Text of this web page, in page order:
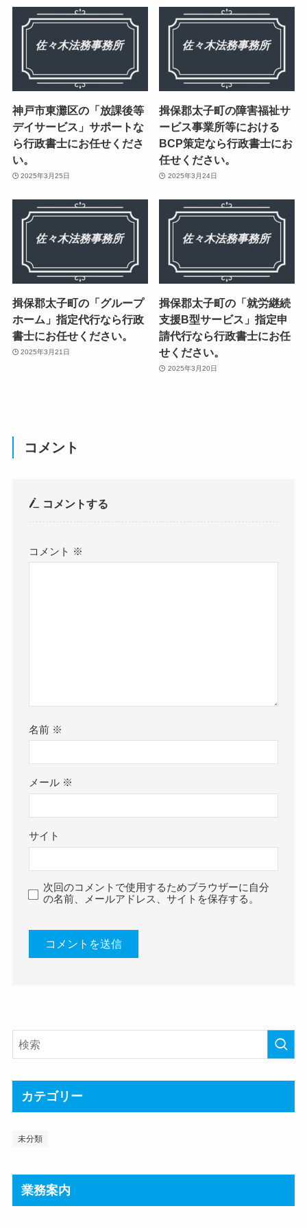
神戸市東灘区の「放課後等
デイサービス」サポートな
ら行政書士にお任せくださ
い。
2025年3月25日
揖保郡太子町の障害福祉サ
ービス事業所等における
BCP策定なら行政書士にお
任せください。
2025年3月24日
揖保郡太子町の「グループ
ホーム」指定代行なら行政
書士にお任せください。
2025年3月21日
揖保郡太子町の「就労継続
支援B型サービス」指定申
請代行なら行政書士にお任
せください。
2025年3月20日
コメント
コメントする
コメント ※
名前 ※
メール ※
サイト
次回のコメントで使用するためブラウザーに自分
の名前、メールアドレス、サイトを保存する。
カテゴリー
未分類
業務案内